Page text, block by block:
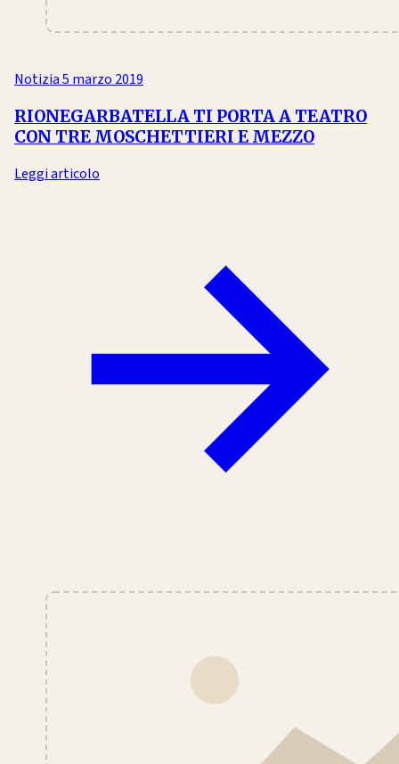
Notizia5 marzo 2019
RIONEGARBATELLA TI PORTA A TEATRO
CON TRE MOSCHETTIERI E MEZZO
Leggi articolo